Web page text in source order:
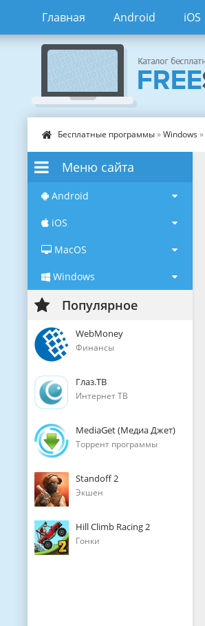
Главная Android iOS
Бесплатные программы»Windows »
Меню сайта
Android
iOS
MacOS
Windows
Популярное
WebMoney
Финансы
Глаз.ТВ
Интернет ТВ
MediaGet (Медиа Джет)
Торрент программы
Standoff 2
Экшен
Hill Climb Racing 2
Гонки